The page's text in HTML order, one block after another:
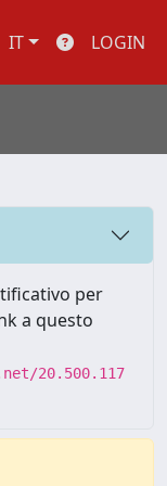
IT LOGIN
per
a questo
20.500.117